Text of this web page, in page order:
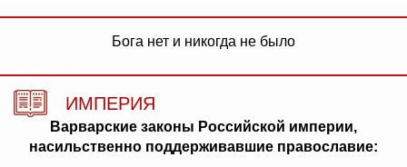
Бога нет и никогда не было
ИМПЕРИЯ
Варварские законы Российской империи,
насильственно поддерживавшие православие: